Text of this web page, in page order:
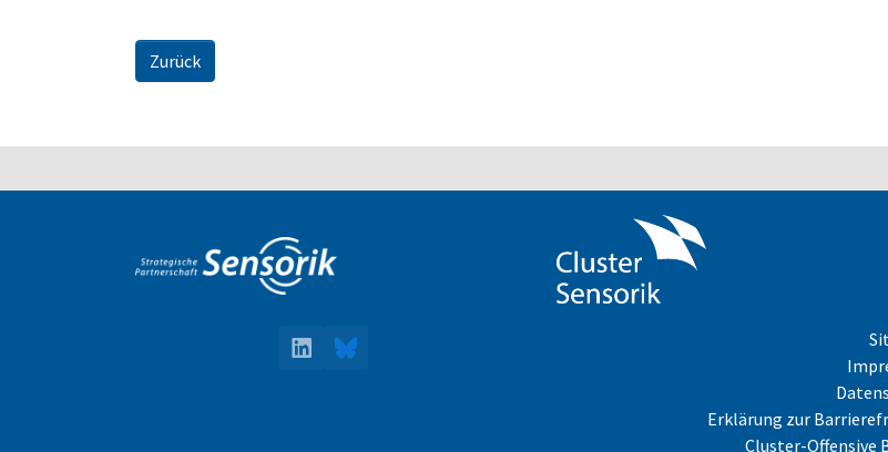
Zurück
LinkedInBluesky
Erklärung zur
Cluster-Offensive